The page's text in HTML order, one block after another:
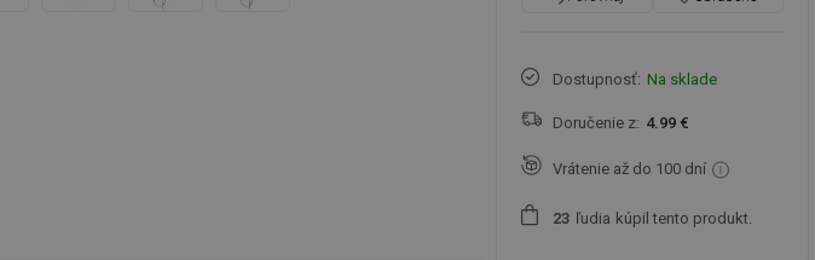
Dostupnosť: Na sklade
Doručenie z: 4.99 €
Vrátenie až do 100 dní
23 ľudia kúpil tento produkt.